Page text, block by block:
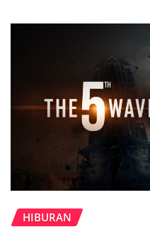
HIBURAN